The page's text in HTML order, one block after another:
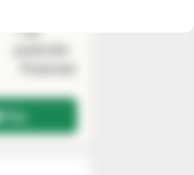
1 på
postorder
Köp